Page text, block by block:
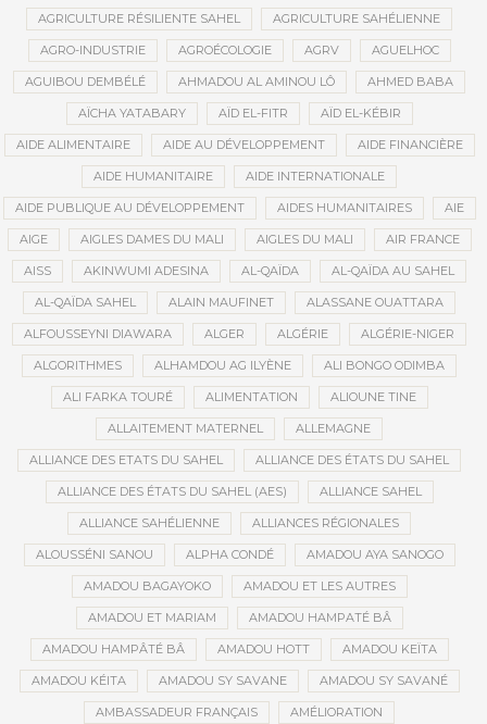
AGRICULTURE RÉSILIENTE SAHEL AGRICULTURE SAHÉLIENNE
AGRO-INDUSTRIE AGROÉCOLOGIE AGRV AGUELHOC
AGUIBOU DEMBÉLÉ AHMADOU AL AMINOU LÔ AHMED BABA
AÏCHA YATABARY AÏD EL-FITR AÏD EL-KÉBIR
AIDE ALIMENTAIRE AIDE AU DÉVELOPPEMENT AIDE FINANCIÈRE
AIDE HUMANITAIRE AIDE INTERNATIONALE
AIDE PUBLIQUE AU DÉVELOPPEMENT AIDES HUMANITAIRES AIE
AIGE AIGLES DAMES DU MALI AIGLES DU MALI AIR FRANCE
AISS AKINWUMI ADESINA AL-QAÏDA AL-QAÏDA AU SAHEL
AL-QAÏDA SAHEL ALAIN MAUFINET ALASSANE OUATTARA
ALFOUSSEYNI DIAWARA ALGER ALGÉRIE ALGÉRIE-NIGER
ALGORITHMES ALHAMDOU AG ILYÈNE ALI BONGO ODIMBA
ALI FARKA TOURÉ ALIMENTATION ALIOUNE TINE
ALLAITEMENT MATERNEL ALLEMAGNE
ALLIANCE DES ETATS DU SAHEL ALLIANCE DES ÉTATS DU SAHEL
ALLIANCE DES ÉTATS DU SAHEL (AES) ALLIANCE SAHEL
ALLIANCE SAHÉLIENNE ALLIANCES RÉGIONALES
ALOUSSÉNI SANOU ALPHA CONDÉ AMADOU AYA SANOGO
AMADOU BAGAYOKO AMADOU ET LES AUTRES
AMADOU ET MARIAM AMADOU HAMPATÉ BÂ
AMADOU HAMPÂTÉ BÂ AMADOU HOTT AMADOU KEÏTA
AMADOU KÉITA AMADOU SY SAVANE AMADOU SY SAVANÉ
AMBASSADEUR FRANÇAIS AMÉLIORATION